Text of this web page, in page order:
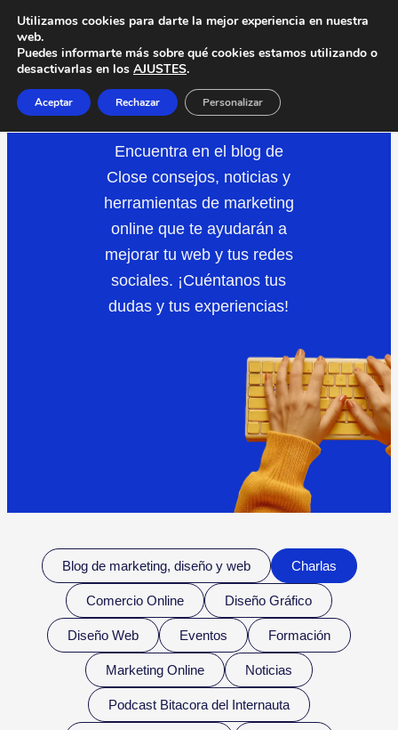
Saltar
al
contenido
DISEÑOWEB
Encuentra en el blog de
Close consejos, noticias y
herramientas de marketing
online que te ayudarán a
mejorar tu web y tus redes
sociales. ¡Cuéntanos tus
dudas y tus experiencias!
Blog de marketing, diseño y web Charlas
Comercio Online Diseño Gráfico
Diseño Web Eventos Formación
Marketing Online Noticias
Podcast Bitacora del Internauta
Utilizamos cookies para darte la mejor experiencia en nuestra
web.
Puedes informarte más sobre qué cookies estamos utilizando o
desactivarlas en los AJUSTES.
Aceptar Rechazar Personalizar